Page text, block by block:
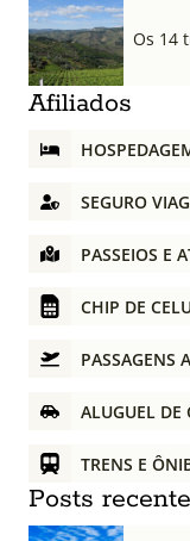
Os 14
Afiliados
SEGURO
PASSEIOS E
CHIP DE
PASSAGENS
ALUGUEL DE
TRENS E
Posts